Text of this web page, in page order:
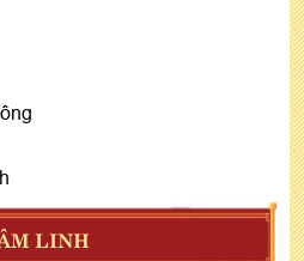
LINH